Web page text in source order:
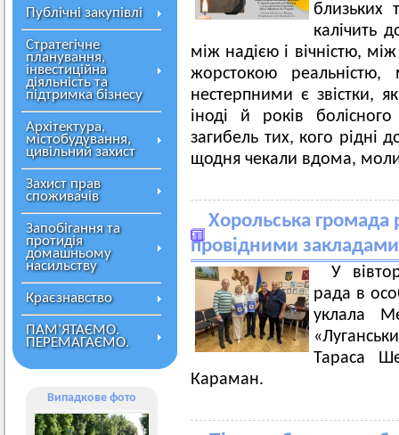
Публічні закупівлі
Стратегічне
планування,
інвестиційна
діяльність та
підтримка бізнесу
Архітектура,
містобудування,
цивільний захист
Захист прав
споживачів
Запобігання та
протидія
домашньому
насильству
Краєзнавство
ПАМ’ЯТАЄМО.
ПЕРЕМАГАЄМО.
Випадкове фото
близьких
калічить
між надією і вічністю,
жорстокою
нестерпними є звістки,
іноді й років
загибель тих, кого рідні
щодня чекали вдома,
Хорольська
провідними закладами
У
рада в
уклала
Тараса
Караман.